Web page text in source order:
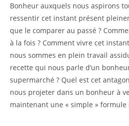
Bonheur auxquels nous aspirons
ressentir cet instant présent
que le comparer au passé ?
à la fois ? Comment vivre cet
nous sommes en plein travail
recette qui nous parle d’un
supermarché ? Quel est cet
nous projeter dans un bonheur à
maintenant une « simple » formule